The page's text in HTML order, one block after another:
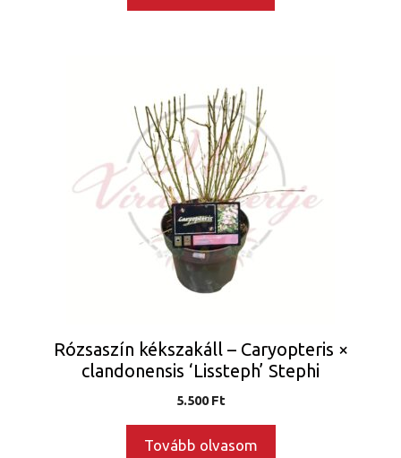
Rózsaszín kékszakáll – Caryopteris ×
clandonensis ‘Lissteph’ Stephi
5.500Ft
Tovább olvasom